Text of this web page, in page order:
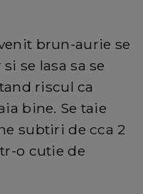
brun-aurie se
se lasa sa se
riscul ca
bine. Se taie
subtiri de cca 2
o cutie de